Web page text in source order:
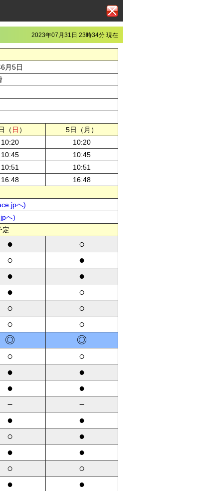
2023年07月31日 23時34分 現在
月5日
（ 日 ）
5日（月）
10:20
10:20
10:45
10:45
10:51
10:51
16:48
16:48
へ)
へ)
定
● ○
○ ●
● ●
● ○
○ ○
○ ○
◎ ◎
○ ○
● ●
● ●
－ －
● ●
○ ●
● ●
○ ○
● ●